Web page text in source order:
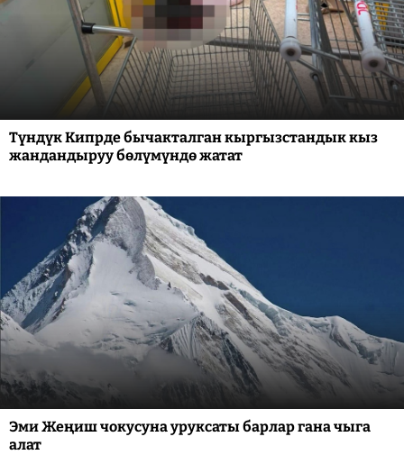
Түндүк Кипрде бычакталган кыргызстандык кыз
жандандыруу бөлүмүндө жатат
Эми Жеңиш чокусуна уруксаты барлар гана чыга
алат